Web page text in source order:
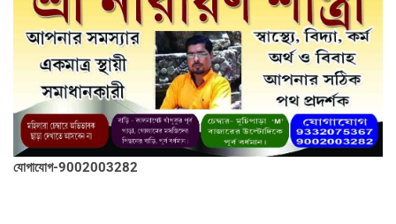
যোগাযোগ-9002003282